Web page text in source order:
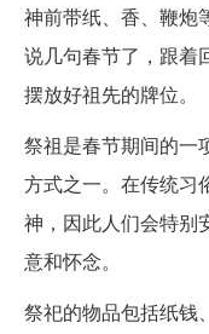
神前带纸、香、鞭炮
说几句春节了，跟着
摆放好祖先的牌位。
祭祖是春节期间的一
方式之一。在传统习
神，因此人们会特别
意和怀念。
祭祀的物品包括纸钱